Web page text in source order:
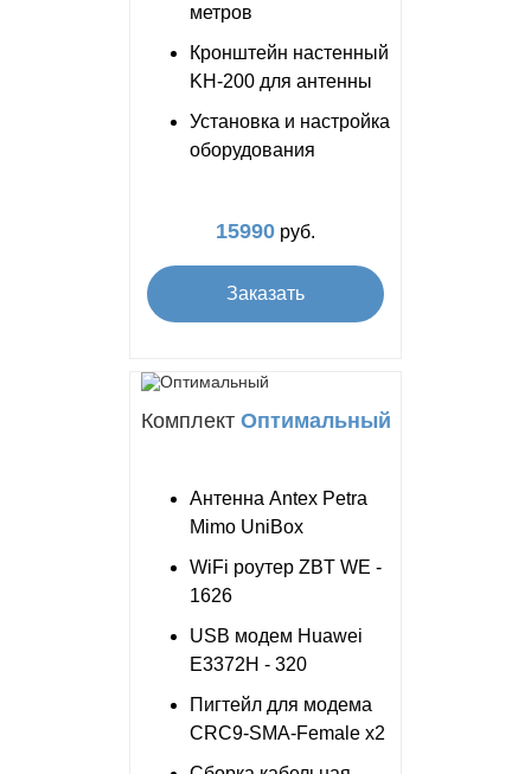
метров
Кронштейн настенный
KH-200 для антенны
Установка и настройка
оборудования
15990 руб.
Заказать
Комплект Оптимальный
Антенна Antex Petra
Mimo UniBox
WiFi роутер ZBT WE -
1626
USB модем Huawei
E3372H - 320
Пигтейл для модема
CRC9-SMA-Female x2